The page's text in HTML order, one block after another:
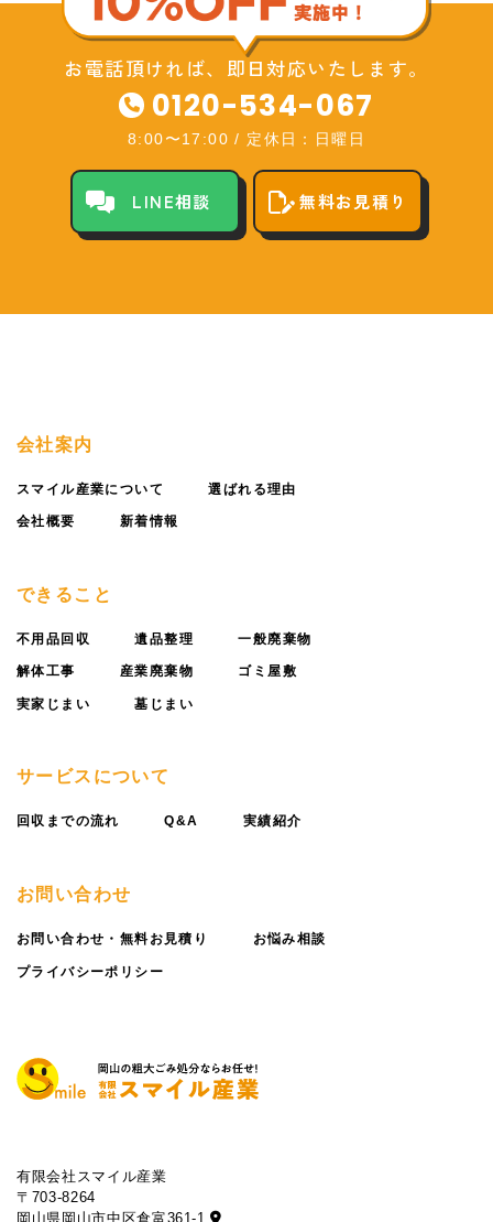
お電話頂ければ、即日対応いたします。
0120-534-067
8:00〜17:00 / 定休日：日曜日
LINE相談 無料お見積り
会社案内
スマイル産業について 選ばれる理由
会社概要 新着情報
できること
不用品回収 遺品整理 一般廃棄物
解体工事 産業廃棄物 ゴミ屋敷
実家じまい 墓じまい
サービスについて
回収までの流れ Q&A 実績紹介
お問い合わせ
お問い合わせ・無料お見積り お悩み相談
プライバシーポリシー
有限会社スマイル産業
〒703-8264
岡山県岡山市中区倉富361-1